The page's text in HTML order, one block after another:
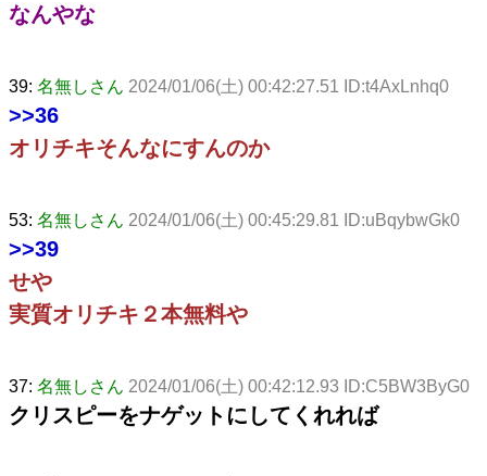
なんやな
39: 名無しさん 2024/01/06(土) 00:42:27.51 ID:t4AxLnhq0
>>36
オリチキそんなにすんのか
53: 名無しさん 2024/01/06(土) 00:45:29.81 ID:uBqybwGk0
>>39
せや
実質オリチキ２本無料や
37: 名無しさん 2024/01/06(土) 00:42:12.93 ID:C5BW3ByG0
クリスピーをナゲットにしてくれれば